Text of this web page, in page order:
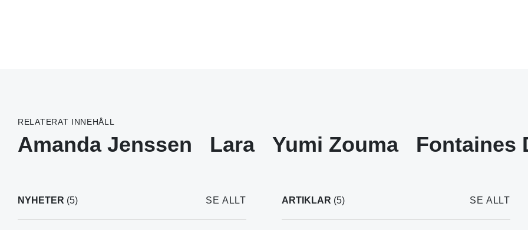
RELATERAT INNEHÅLL
Amanda Jenssen Lara Yumi Zouma Fontaines
NYHETER (5) SE ALLT ARTIKLAR (5) SE ALLT